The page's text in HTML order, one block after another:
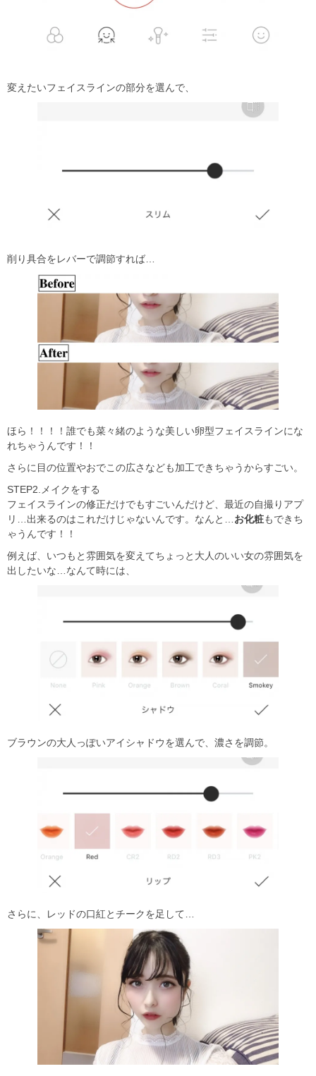
変えたいフェイスラインの部分を選んで、
削り具合をレバーで調節すれば…
ほら！！！！誰でも菜々緒のような美しい卵型フェイスラインにな
れちゃうんです！！
さらに目の位置やおでこの広さなども加工できちゃうからすごい。
STEP2.メイクをする
フェイスラインの修正だけでもすごいんだけど、最近の自撮りアプ
リ…出来るのはこれだけじゃないんです。なんと… お化粧もできち
ゃうんです！！
例えば、いつもと雰囲気を変えてちょっと大人のいい女の雰囲気を
出したいな…なんて時には、
ブラウンの大人っぽいアイシャドウを選んで、濃さを調節。
さらに、レッドの口紅とチークを足して…